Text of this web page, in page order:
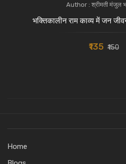
Author : श्रीमती मंजुल
भक्तिकालीन राम काव्य में जन
₹135 ₹150
Home